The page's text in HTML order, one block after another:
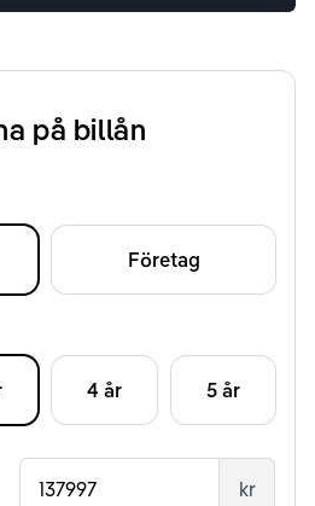
på billån
Företag
4 år 5 år
kr